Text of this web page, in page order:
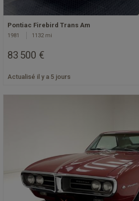
Pontiac Firebird Trans Am
1981 1132 mi
83 500 €
Actualisé il y a 5 jours